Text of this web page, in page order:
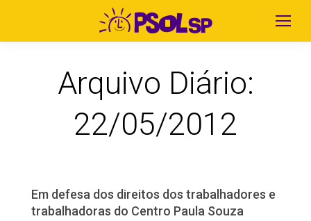
Arquivo Diário:
22/05/2012
Em defesa dos direitos dos trabalhadores e
trabalhadoras do Centro Paula Souza